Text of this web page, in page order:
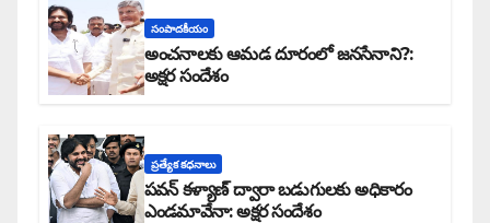
సంపాదకీయం
అంచనాలకు ఆమడ దూరంలో జనసేనాని?:
అక్షర సందేశం
ప్రత్యేక కధనాలు
పవన్ కళ్యాణ్ ద్వారా బడుగులకు అధికారం
ఎండమావేనా: అక్షర సందేశం